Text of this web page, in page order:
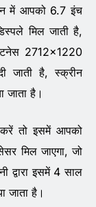
में आपको 6.7 इंच
मिल जाती है,
2712×1220
जाती है, स्क्रीन
जाता है।
तो इसमें आपको
मिल जाएगा, जो
द्वारा इसमें 4 साल
जाता है।